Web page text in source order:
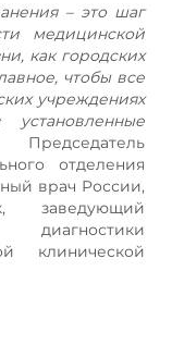
– это шаг
медицинской
как городских
чтобы все
учреждениях
отделения
врач России,
заведующий
диагностики
клинической